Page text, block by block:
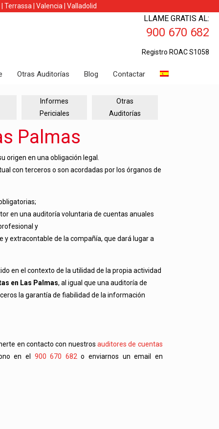
Terrassa Valencia Valladolid
Otras Auditorías Blog Contactar
LLAME GRATIS AL:
900 670 682
Registro ROAC S1058
Informes
Periciales
Otras
Auditorías
Palmas
origen en una obligación legal.
con terceros o son acordadas por los órganos de
en una auditoría voluntaria de cuentas anuales
y
extracontable de la compañía, que dará lugar a
en el contexto de la utilidad de la propia actividad
en Las Palmas, al igual que una auditoría de
la garantía de fiabilidad de la información
en contacto con nuestros auditores de cuentas
en el 900 670 682 o enviarnos un email en